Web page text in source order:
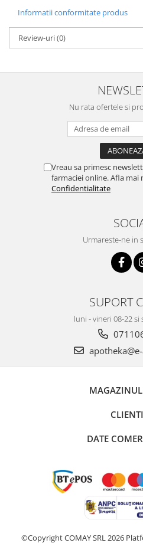
Informatii conformitate produs
Review-uri(0)
Nu rata ofertele si
Vreau sa primesc
farmaciei online. Afla mai
Confidentialitate
Urmareste-ne in
SUPORT
luni - vineri 08-22 si
CLIENTI
DATE
©Copyright COMAY SRL 2026